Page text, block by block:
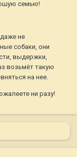
семью!
не
собаки, они
выдержки,
возьмёт такую
на нее.
ни разу!